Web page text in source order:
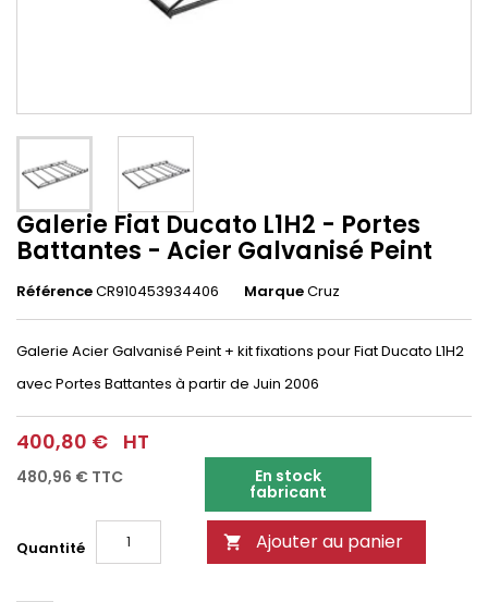
Galerie Fiat Ducato L1H2 - Portes
Battantes - Acier Galvanisé Peint
RéférenceCR910453934406 MarqueCruz
Galerie Acier Galvanisé Peint + kit fixations pour Fiat Ducato L1H2
avec Portes Battantes à partir de Juin 2006
400,80 € HT
480,96 € TTC En stock
fabricant
Quantité  Ajouter au panier